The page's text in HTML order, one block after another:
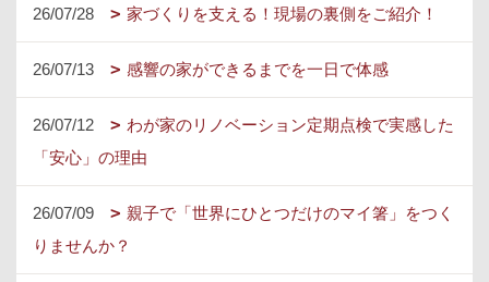
26/07/28 家づくりを支える！現場の裏側をご紹介！
26/07/13 感響の家ができるまでを一日で体感
26/07/12
わが家のリノベーション定期点検で実感した
「安心」の理由
26/07/09
親子で「世界にひとつだけのマイ箸」をつく
りませんか？